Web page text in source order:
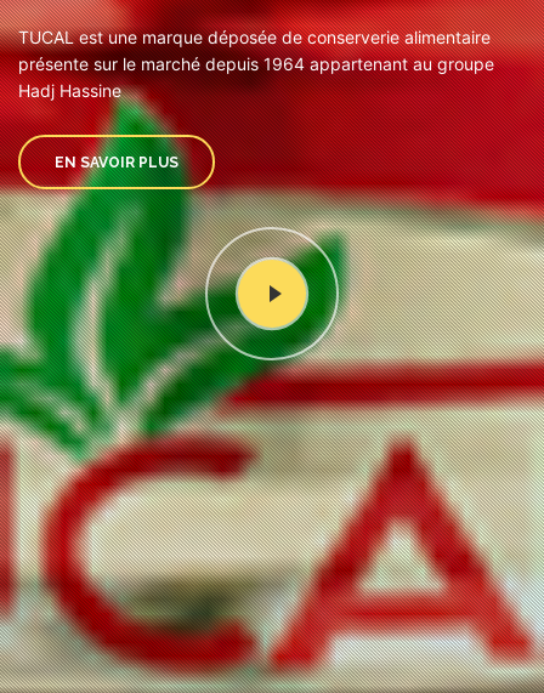
TUCAL est une marque déposée de conserverie alimentaire
présente sur le marché depuis 1964 appartenant au groupe
Hadj Hassine
EN SAVOIR PLUS